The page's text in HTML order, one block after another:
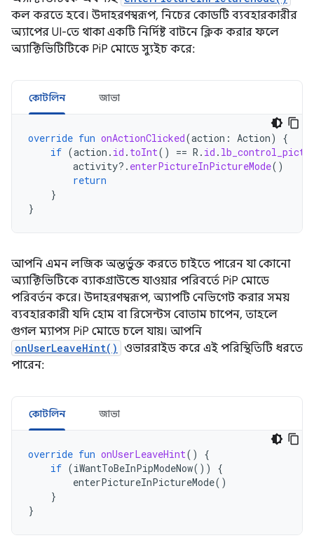
কল করতে হবে। উদাহরণস্বরূপ, নিচের কোডটি ব্যবহারকারীর
অ্যাপের UI-তে থাকা একটি নির্দিষ্ট বাটনে ক্লিক করার ফলে
অ্যাক্টিভিটিটিকে PiP মোডে স্যুইচ করে:
কোটলিন জাভা
override fun onActionClicked(action : Action)
{
if (action . id . toInt() == R . id .
activity?. enterPictureInPictureMode()
return
}
}
আপনি এমন লজিক অন্তর্ভুক্ত করতে চাইতে পারেন যা কোনো
অ্যাক্টিভিটিকে ব্যাকগ্রাউন্ডে যাওয়ার পরিবর্তে PiP মোডে
পরিবর্তন করে। উদাহরণস্বরূপ, অ্যাপটি নেভিগেট করার সময়
ব্যবহারকারী যদি হোম বা রিসেন্টস বোতাম চাপেন, তাহলে
গুগল ম্যাপস PiP মোডে চলে যায়। আপনি
onUserLeaveHint()
ওভাররাইড করে এই পরিস্থিতিটি ধরতে
পারেন:
কোটলিন জাভা
override fun onUserLeaveHint()
{
if (iWantToBeInPipModeNow())
{
enterPictureInPictureMode()
}
}